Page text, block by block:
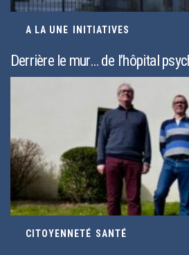
A LA UNE INITIATIVES
Derrière le mur… de l’hôpital
CITOYENNETÉ SANTÉ